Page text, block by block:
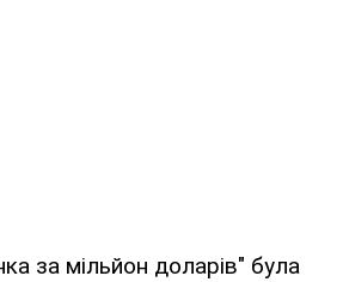
за мільйон доларів" була